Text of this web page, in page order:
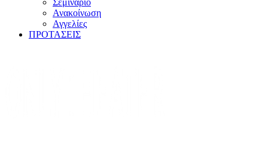
Ανακοίνωση
Αγγελίες
ΠΡΟΤΑΣΕΙΣ